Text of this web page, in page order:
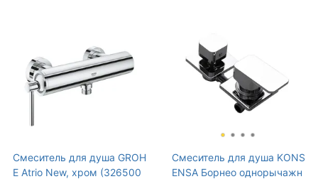
Смеситель для душа GROH
E Atrio New, хром (326500
Смеситель для душа KONS
ENSA Борнео однорычажн